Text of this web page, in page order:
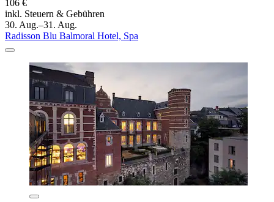
106 €
inkl. Steuern & Gebühren
30. Aug.–31. Aug.
Radisson Blu Balmoral Hotel, Spa